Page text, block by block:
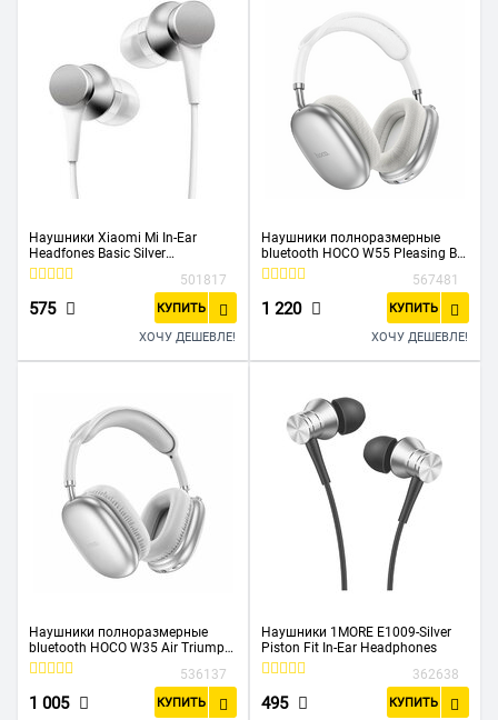
Наушники Xiaomi Mi In-Ear
Headfones Basic Silver
(ZBW4355TY)
501817
575 КУПИТЬ
ХОЧУ ДЕШЕВЛЕ!
Наушники полноразмерные
bluetooth HOCO W55 Pleasing BT
headphones серебро
567481
1 220 КУПИТЬ
ХОЧУ ДЕШЕВЛЕ!
Наушники полноразмерные
bluetooth HOCO W35 Air Triumph
серебро
536137
1 005 КУПИТЬ
Наушники 1MORE E1009-Silver
Piston Fit In-Ear Headphones
362638
495 КУПИТЬ